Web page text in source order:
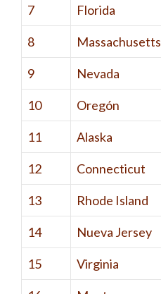
7 Florida
8 Massachusetts
9 Nevada
10 Oregón
11 Alaska
12 Connecticut
13 Rhode Island
14 Nueva Jersey
15 Virginia